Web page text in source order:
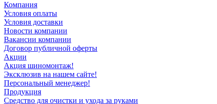
Компания
Условия оплаты
Условия доставки
Новости компании
Вакансии компании
Договор публичной оферты
Акции
Акция шиномонтаж!
Эксклюзив на нашем сайте!
Персональный менеджер!
Продукция
Средство для очистки и ухода за руками